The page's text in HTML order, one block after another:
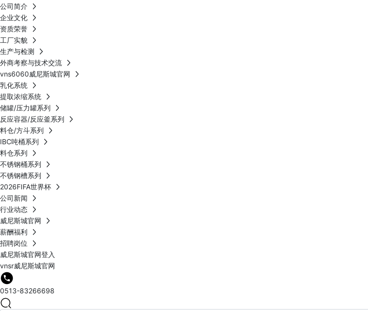
公司简介
企业文化
资质荣誉
工厂实貌
生产与检测
外商考察与技术交流
vns6060威尼斯城官网
乳化系统
提取浓缩系统
储罐/压力罐系列
反应容器/反应釜系列
料仓/方斗系列
IBC吨桶系列
料仓系列
不锈钢桶系列
不锈钢槽系列
2026FIFA世界杯
公司新闻
行业动态
威尼斯城官网
薪酬福利
招聘岗位
威尼斯城官网登入
vnsr威尼斯城官网
0513-83266698